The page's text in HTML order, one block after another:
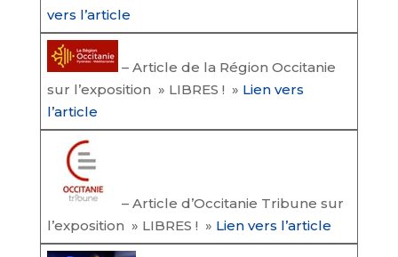
vers l’article
– Article de la Région Occitanie
sur l’exposition » LIBRES ! » Lien vers
l’article
– Article d’Occitanie Tribune sur
l’exposition » LIBRES ! » Lien vers l’article